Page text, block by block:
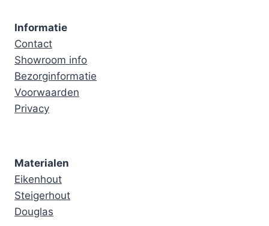
Informatie
Contact
Showroom info
Bezorginformatie
Voorwaarden
Privacy
Materialen
Eikenhout
Steigerhout
Douglas